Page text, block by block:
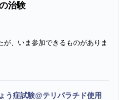
治験
が、いま参加できるものがありま
う症試験@テリパラチド使用